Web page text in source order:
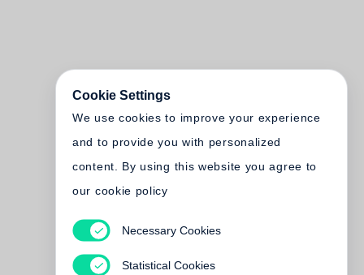
Cookie Settings
We use cookies to improve your experience
and to provide you with personalized
content. By using this website you agree to
our cookie policy
Necessary Cookies
Statistical Cookies